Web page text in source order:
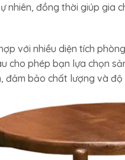
nhiên, đồng thời giúp gia
với nhiều diện tích
cho phép bạn lựa chọn
đảm bảo chất lượng và